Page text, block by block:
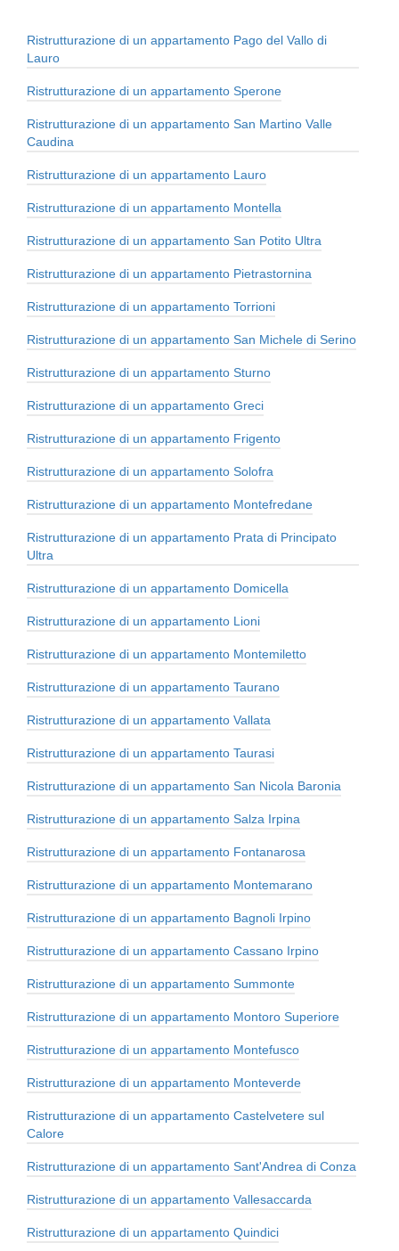
Ristrutturazione di un appartamento Pago del Vallo di
Lauro
Ristrutturazione di un appartamento Sperone
Ristrutturazione di un appartamento San Martino Valle
Caudina
Ristrutturazione di un appartamento Lauro
Ristrutturazione di un appartamento Montella
Ristrutturazione di un appartamento San Potito Ultra
Ristrutturazione di un appartamento Pietrastornina
Ristrutturazione di un appartamento Torrioni
Ristrutturazione di un appartamento San Michele di Serino
Ristrutturazione di un appartamento Sturno
Ristrutturazione di un appartamento Greci
Ristrutturazione di un appartamento Frigento
Ristrutturazione di un appartamento Solofra
Ristrutturazione di un appartamento Montefredane
Ristrutturazione di un appartamento Prata di Principato
Ultra
Ristrutturazione di un appartamento Domicella
Ristrutturazione di un appartamento Lioni
Ristrutturazione di un appartamento Montemiletto
Ristrutturazione di un appartamento Taurano
Ristrutturazione di un appartamento Vallata
Ristrutturazione di un appartamento Taurasi
Ristrutturazione di un appartamento San Nicola Baronia
Ristrutturazione di un appartamento Salza Irpina
Ristrutturazione di un appartamento Fontanarosa
Ristrutturazione di un appartamento Montemarano
Ristrutturazione di un appartamento Bagnoli Irpino
Ristrutturazione di un appartamento Cassano Irpino
Ristrutturazione di un appartamento Summonte
Ristrutturazione di un appartamento Montoro Superiore
Ristrutturazione di un appartamento Montefusco
Ristrutturazione di un appartamento Monteverde
Ristrutturazione di un appartamento Castelvetere sul
Calore
Ristrutturazione di un appartamento Sant'Andrea di Conza
Ristrutturazione di un appartamento Vallesaccarda
Ristrutturazione di un appartamento Quindici